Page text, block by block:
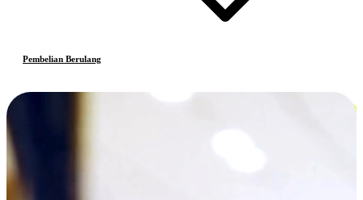
Pembelian Berulang